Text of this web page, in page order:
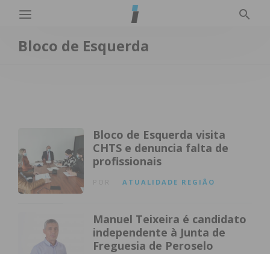
Bloco de Esquerda
Bloco de Esquerda visita
CHTS e denuncia falta de
profissionais
ATUALIDADE REGIÃO
Manuel Teixeira é candidato
independente à Junta de
Freguesia de Peroselo